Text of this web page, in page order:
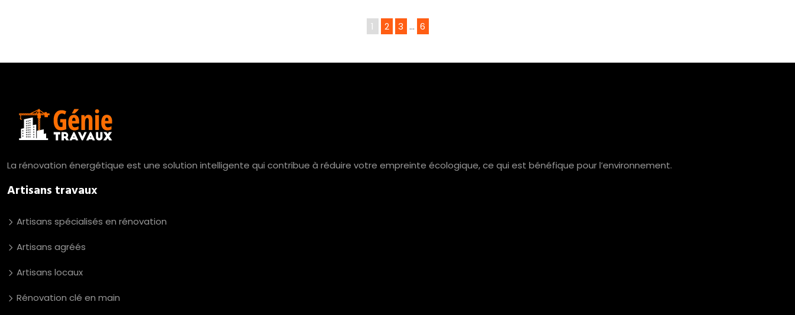
1 2 3 … 6
La rénovation énergétique est une solution intelligente qui contribue à réduire votre empreinte écologique, ce qui est bénéfique pour l’environnement.
Artisans travaux
Artisans spécialisés en rénovation
Artisans agréés
Artisans locaux
Rénovation clé en main